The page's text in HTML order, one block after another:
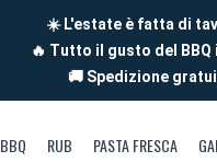
☀️ L'estate è fatta di
🔥 Tutto il gusto del BBQ
🚚 Spedizione
BBQ RUB PASTA FRESCA